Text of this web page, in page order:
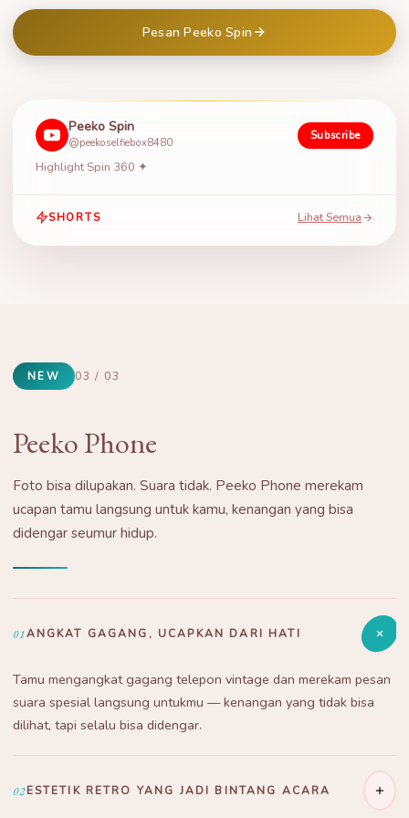
Pesan Peeko Spin
Peeko Spin
@peekoselfiebox8480 Subscribe
Highlight Spin 360 ✦
SHORTS Lihat Semua
NEW 03 / 03
Peeko Phone
Foto bisa dilupakan. Suara tidak. Peeko Phone merekam
ucapan tamu langsung untuk kamu, kenangan yang bisa
didengar seumur hidup.
01ANGKAT GAGANG, UCAPKAN DARI HATI
Tamu mengangkat gagang telepon vintage dan merekam pesan
suara spesial langsung untukmu — kenangan yang tidak bisa
dilihat, tapi selalu bisa didengar.
02ESTETIK RETRO YANG JADI BINTANG ACARA